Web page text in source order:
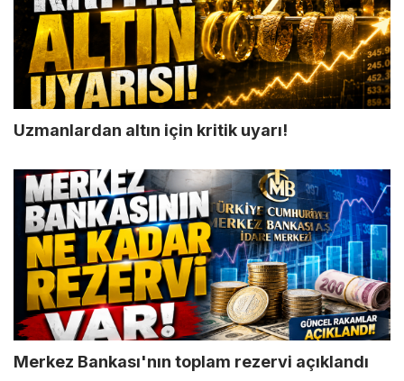
Uzmanlardan altın için kritik uyarı!
Merkez Bankası'nın toplam rezervi açıklandı